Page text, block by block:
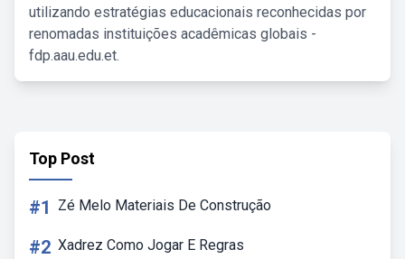
utilizando estratégias educacionais reconhecidas por
renomadas instituições acadêmicas globais -
fdp.aau.edu.et.
Top Post
#1 Zé Melo Materiais De Construção
#2 Xadrez Como Jogar E Regras